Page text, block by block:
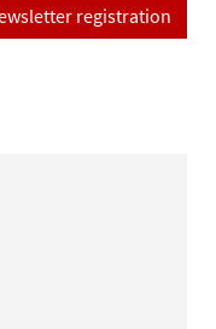
registration